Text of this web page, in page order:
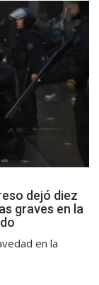
dejó diez
graves en la
en la